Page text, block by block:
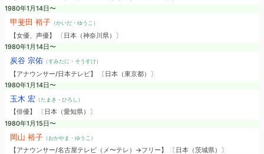
1980年1月14日〜
甲斐田 裕子（かいだ・ゆうこ）
【女優、声優】 〔日本（神奈川県）〕
1980年1月14日〜
炭谷 宗佑（すみたに・そうすけ）
【アナウンサー/日本テレビ】 〔日本（東京都）〕
1980年1月14日〜
玉木 宏（たまき・ひろし）
【俳優】 〔日本（愛知県）〕
1980年1月15日〜
岡山 裕子（おかやま・ゆうこ）
【アナウンサー/名古屋テレビ（メ〜テレ）→フリー】 〔日本（茨城県）〕